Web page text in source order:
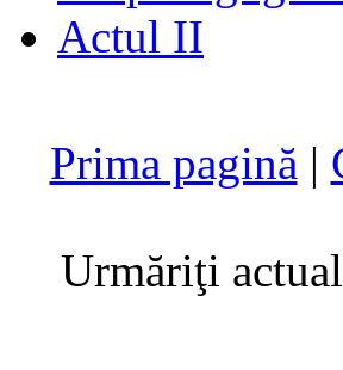
Actul II
Prima pagină |
Urmăriţi